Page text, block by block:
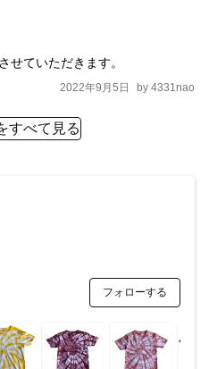
せていただきます。
2022年9月5日 by 4331nao
すべて見る
フォローする